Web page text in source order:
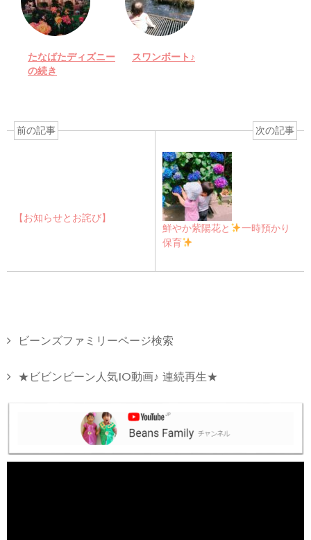
たなばたディズニー
の続き
スワンボート♪
前の記事
【お知らせとお詫び】
次の記事
鮮やか紫陽花と
一時預かり
保育
ビーンズファミリーページ検索
★ビビンビーン人気10動画♪ 連続再生★